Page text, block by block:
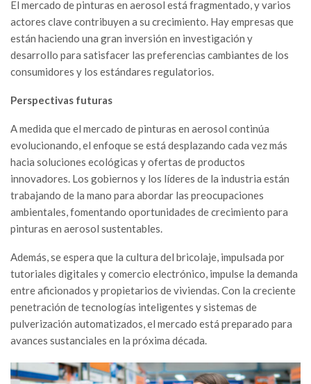
El mercado de pinturas en aerosol está fragmentado, y varios
actores clave contribuyen a su crecimiento. Hay empresas que
están haciendo una gran inversión en investigación y
desarrollo para satisfacer las preferencias cambiantes de los
consumidores y los estándares regulatorios.
Perspectivas futuras
A medida que el mercado de pinturas en aerosol continúa
evolucionando, el enfoque se está desplazando cada vez más
hacia soluciones ecológicas y ofertas de productos
innovadores. Los gobiernos y los líderes de la industria están
trabajando de la mano para abordar las preocupaciones
ambientales, fomentando oportunidades de crecimiento para
pinturas en aerosol sustentables.
Además, se espera que la cultura del bricolaje, impulsada por
tutoriales digitales y comercio electrónico, impulse la demanda
entre aficionados y propietarios de viviendas. Con la creciente
penetración de tecnologías inteligentes y sistemas de
pulverización automatizados, el mercado está preparado para
avances sustanciales en la próxima década.